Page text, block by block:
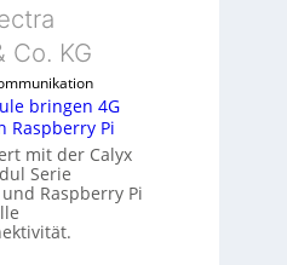
I
-
Co. KG
bringen 4G
Raspberry Pi
mit der Calyx
Serie
Raspberry Pi